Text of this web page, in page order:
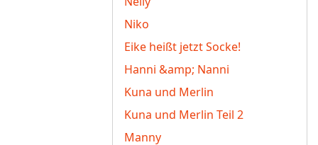
Niko
Eike heißt jetzt Socke!
Hanni &amp; Nanni
Kuna und Merlin
Kuna und Merlin Teil 2
Manny